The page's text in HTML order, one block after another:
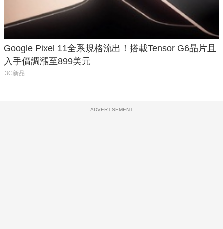
Google Pixel 11全系規格流出！搭載Tensor G6晶片且
入手價調漲至899美元
3C新品
ADVERTISEMENT